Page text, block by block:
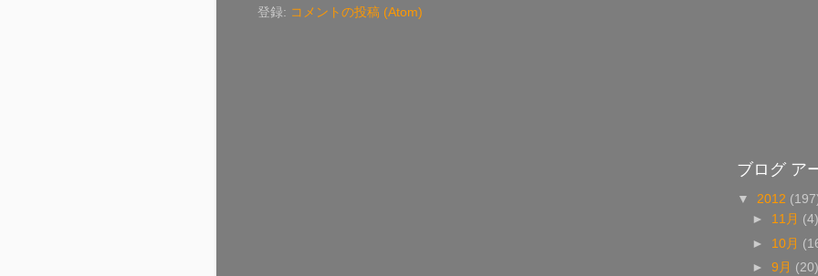
登録: コメントの投稿 (Atom)
ブログ ア
▼ 2012
► 11月 (4)
► 10月
►9月 (20)